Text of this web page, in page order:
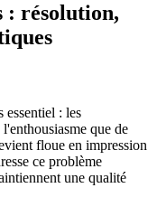
: résolution,
essentiel : les
que de
floue en impression
ce problème
une qualité